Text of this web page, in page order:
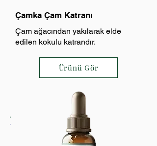
Çamka Çam Katranı
Çam ağacından yakılarak elde
edilen kokulu katrandır.
Ürünü Gör